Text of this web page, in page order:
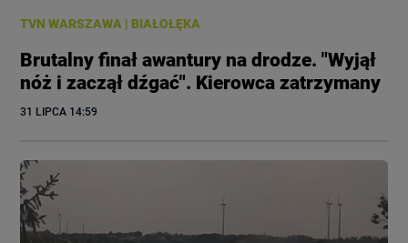
TVN WARSZAWA |BIAŁOŁĘKA
Brutalny finał awantury na drodze. "Wyjął
nóż i zaczął dźgać". Kierowca zatrzymany
31 LIPCA 14:59